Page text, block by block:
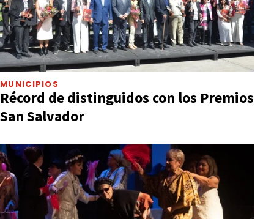
MUNICIPIOS
Récord de distinguidos con los Premios
San Salvador